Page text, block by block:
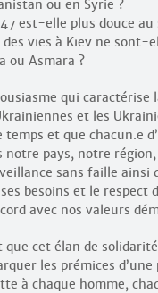
ou en Syrie ?
est-elle plus douce au
vies à Kiev ne sont-
ou Asmara ?
qui caractérise
et les
temps et que chacun.e
notre pays, notre
sans faille ainsi
besoins et le respect
avec nos valeurs
que cet élan de
les prémices
à chaque homme,